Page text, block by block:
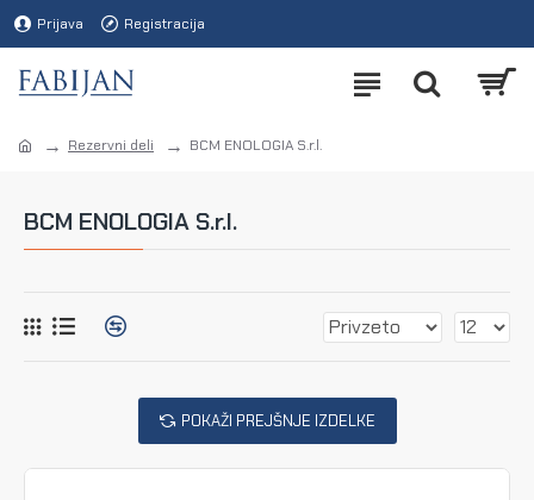
Prijava Registracija
Rezervni deli BCM ENOLOGIA S.r.l.
BCM ENOLOGIA S.r.l.
POKAŽI PREJŠNJE IZDELKE